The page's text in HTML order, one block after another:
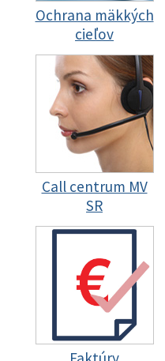
Ochrana mäkkých
cieľov
Call centrum MV
SR